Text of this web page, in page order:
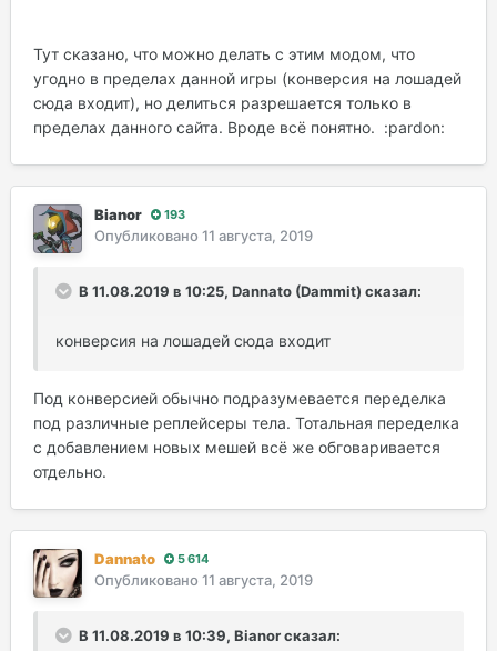
Тут сказано, что можно делать с этим модом, что
угодно в пределах данной игры (конверсия на лошадей
сюда входит), но делиться разрешается только в
пределах данного сайта. Вроде всё понятно. :pardon:
Bianor 193
Опубликовано 11 августа, 2019
В 11.08.2019 в 10:25, Dannato (Dammit) сказал:
конверсия на лошадей сюда входит
Под конверсией обычно подразумевается переделка
под различные реплейсеры тела. Тотальная переделка
с добавлением новых мешей всё же обговаривается
отдельно.
Dannato 5 614
Опубликовано 11 августа, 2019
В 11.08.2019 в 10:39, Bianor сказал: